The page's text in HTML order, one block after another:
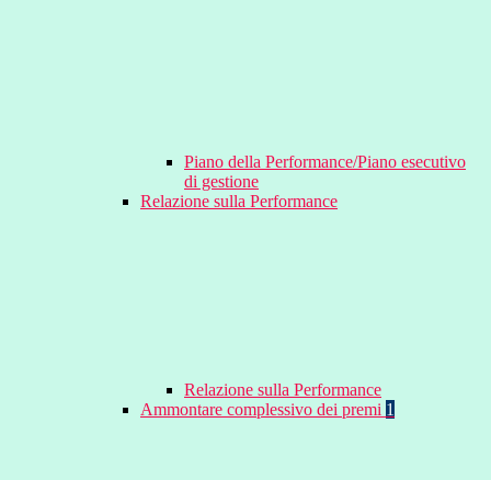
Piano della Performance/Piano esecutivo
di gestione
Relazione sulla Performance
Relazione sulla Performance
Ammontare complessivo dei premi 1